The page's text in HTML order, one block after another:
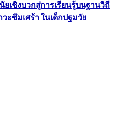
ยเชิงบวกสู่การเรียนรู้บนฐานวิถี
ะซึมเศร้า ในเด็กปฐมวัย